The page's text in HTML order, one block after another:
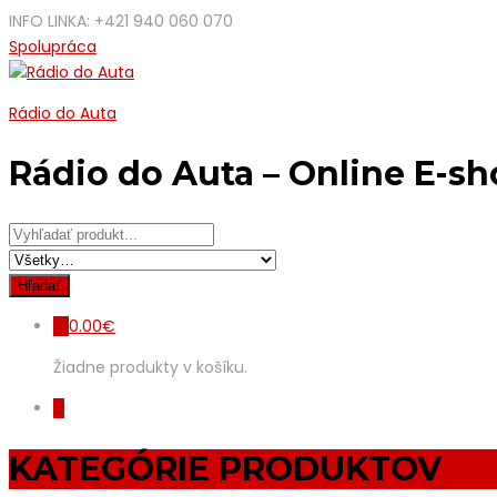
INFO LINKA: +421 940 060 070
Spolupráca
Rádio do Auta
Rádio do Auta – Online E-
0.00€
Žiadne produkty v košíku.
KATEGÓRIE PRODUKTOV